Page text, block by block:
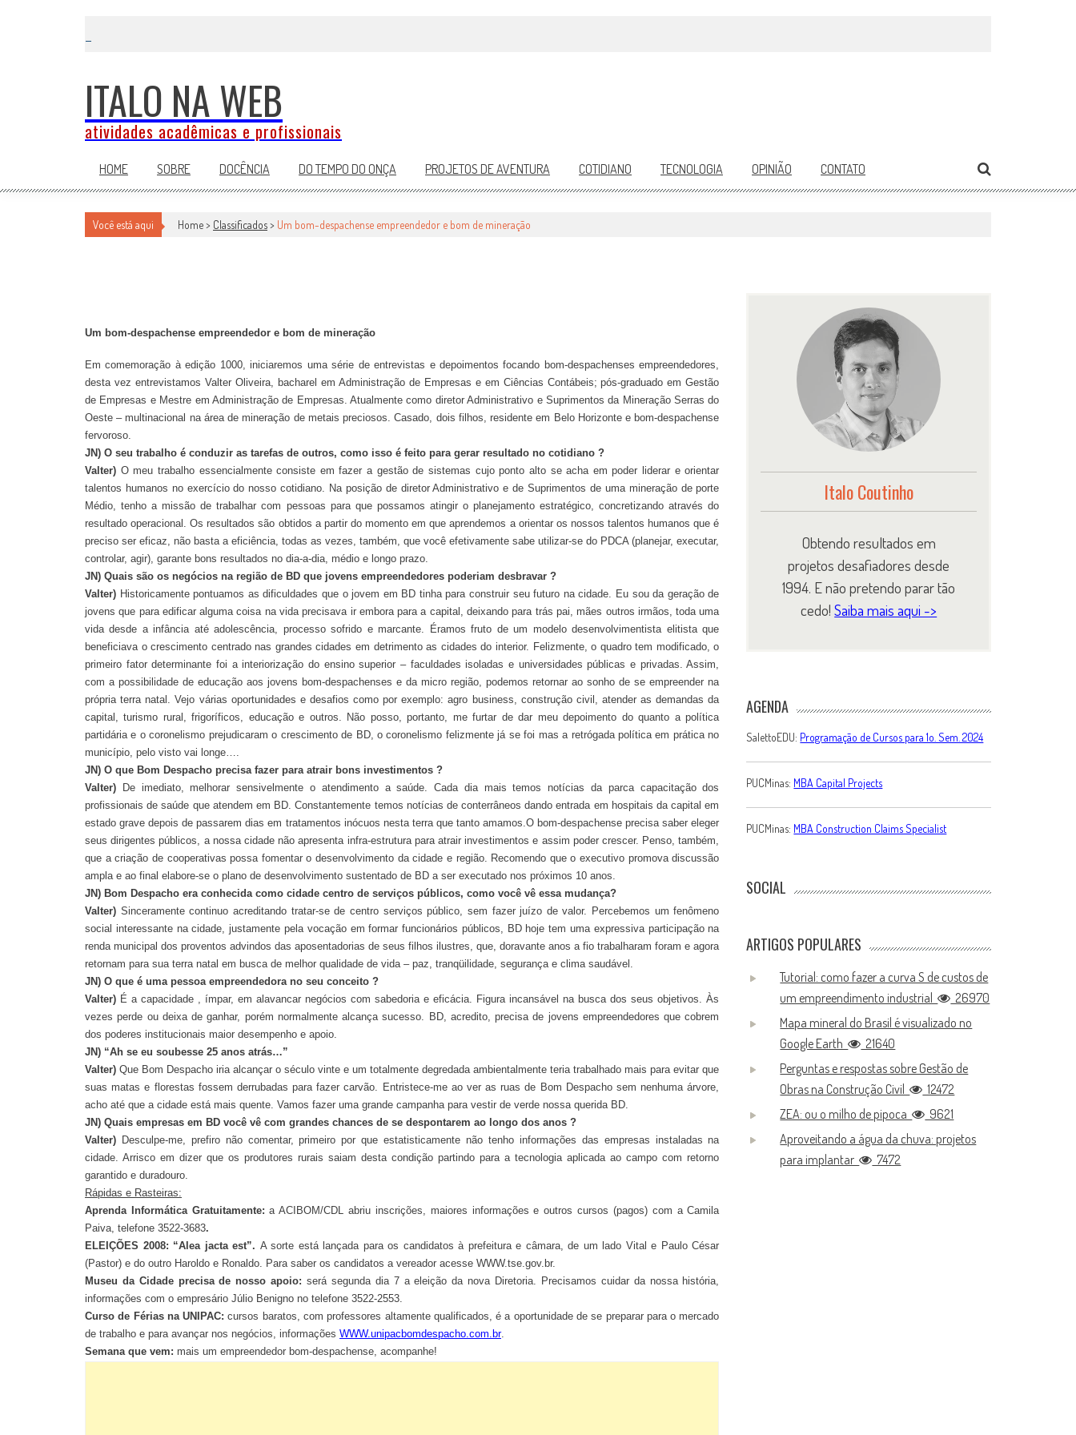
ITALO NA WEB
atividades acadêmicas e profissionais
HOME SOBRE DOCÊNCIA DO TEMPO DO ONÇA PROJETOS DE AVENTURA COTIDIANO TECNOLOGIA OPINIÃO CONTATO
Você está aqui Home > Classificados> Um bom-despachense empreendedor e bom de mineração
UM BOM-DESPACHENSE EMPREENDEDOR E BOM DE MINERAÇÃO
Classificados
Um bom-despachense empreendedor e bom de mineração
Em comemoração à edição 1000, iniciaremos uma série de entrevistas e depoimentos focando bom-despachenses empreendedores,
desta vez entrevistamos Valter Oliveira, bacharel em Administração de Empresas e em Ciências Contábeis; pós-graduado em Gestão
de Empresas e Mestre em Administração de Empresas. Atualmente como diretor Administrativo e Suprimentos da Mineração Serras do
Oeste – multinacional na área de mineração de metais preciosos. Casado, dois filhos, residente em Belo Horizonte e bom-despachense
fervoroso.
JN) O seu trabalho é conduzir as tarefas de outros, como isso é feito para gerar resultado no cotidiano ?
Valter) O meu trabalho essencialmente consiste em fazer a gestão de sistemas cujo ponto alto se acha em poder liderar e orientar
talentos humanos no exercício do nosso cotidiano. Na posição de diretor Administrativo e de Suprimentos de uma mineração de porte
Médio, tenho a missão de trabalhar com pessoas para que possamos atingir o planejamento estratégico, concretizando através do
resultado operacional. Os resultados são obtidos a partir do momento em que aprendemos a orientar os nossos talentos humanos que é
preciso ser eficaz, não basta a eficiência, todas as vezes, também, que você efetivamente sabe utilizar-se do PDCA (planejar, executar,
controlar, agir), garante bons resultados no dia-a-dia, médio e longo prazo.
JN) Quais são os negócios na região de BD que jovens empreendedores poderiam desbravar ?
Valter) Historicamente pontuamos as dificuldades que o jovem em BD tinha para construir seu futuro na cidade. Eu sou da geração de
jovens que para edificar alguma coisa na vida precisava ir embora para a capital, deixando para trás pai, mães outros irmãos, toda uma
vida desde a infância até adolescência, processo sofrido e marcante. Éramos fruto de um modelo desenvolvimentista elitista que
beneficiava o crescimento centrado nas grandes cidades em detrimento as cidades do interior. Felizmente, o quadro tem modificado, o
primeiro fator determinante foi a interiorização do ensino superior – faculdades isoladas e universidades públicas e privadas. Assim,
com a possibilidade de educação aos jovens bom-despachenses e da micro região, podemos retornar ao sonho de se empreender na
própria terra natal. Vejo várias oportunidades e desafios como por exemplo: agro business, construção civil, atender as demandas da
capital, turismo rural, frigoríficos, educação e outros. Não posso, portanto, me furtar de dar meu depoimento do quanto a política
partidária e o coronelismo prejudicaram o crescimento de BD, o coronelismo felizmente já se foi mas a retrógada política em prática no
município, pelo visto vai longe….
JN) O que Bom Despacho precisa fazer para atrair bons investimentos ?
Valter)
De imediato, melhorar sensivelmente o atendimento a saúde. Cada dia mais temos notícias da parca capacitação dos
profissionais de saúde que atendem em BD. Constantemente temos notícias de conterrâneos dando entrada em hospitais da capital em
estado grave depois de passarem dias em tratamentos inócuos nesta terra que tanto amamos.O bom-despachense precisa saber eleger
seus dirigentes públicos, a nossa cidade não apresenta infra-estrutura para atrair investimentos e assim poder crescer. Penso, também,
que a criação de cooperativas possa fomentar o desenvolvimento da cidade e região. Recomendo que o executivo promova discussão
ampla e ao final elabore-se o plano de desenvolvimento sustentado de BD a ser executado nos próximos 10 anos.
JN) Bom Despacho era conhecida como cidade centro de serviços públicos, como você vê essa mudança?
Valter) Sinceramente continuo acreditando tratar-se de centro serviços público, sem fazer juízo de valor. Percebemos um fenômeno
social interessante na cidade, justamente pela vocação em formar funcionários públicos, BD hoje tem uma expressiva participação na
renda municipal dos proventos advindos das aposentadorias de seus filhos ilustres, que, doravante anos a fio trabalharam foram e agora
retornam para sua terra natal em busca de melhor qualidade de vida – paz, tranqüilidade, segurança e clima saudável.
JN) O que é uma pessoa empreendedora no seu conceito ?
Valter) É a capacidade , ímpar, em alavancar negócios com sabedoria e eficácia. Figura incansável na busca dos seus objetivos. Às
vezes perde ou deixa de ganhar, porém normalmente alcança sucesso. BD, acredito, precisa de jovens empreendedores que cobrem
dos poderes institucionais maior desempenho e apoio.
JN) “Ah se eu soubesse 25 anos atrás…”
Valter)Que Bom Despacho iria alcançar o século vinte e um totalmente degredada ambientalmente teria trabalhado mais para evitar que
suas matas e florestas fossem derrubadas para fazer carvão. Entristece-me ao ver as ruas de Bom Despacho sem nenhuma árvore,
acho até que a cidade está mais quente. Vamos fazer uma grande campanha para vestir de verde nossa querida BD.
JN) Quais empresas em BD você vê com grandes chances de se despontarem ao longo dos anos ?
Valter) Desculpe-me, prefiro não comentar, primeiro por que estatisticamente não tenho informações das empresas instaladas na
cidade. Arrisco em dizer que os produtores rurais saiam desta condição partindo para a tecnologia aplicada ao campo com retorno
garantido e duradouro.
Rápidas e Rasteiras:
Aprenda Informática Gratuitamente:a ACIBOM/CDL abriu inscrições, maiores informações e outros cursos (pagos) com a Camila
Paiva, telefone 3522-3683.
ELEIÇÕES 2008: “Alea jacta est”. A sorte está lançada para os candidatos à prefeitura e câmara, de um lado Vital e Paulo César
(Pastor) e do outro Haroldo e Ronaldo. Para saber os candidatos a vereador acesse WWW.tse.gov.br.
Museu da Cidade precisa de nosso apoio:será segunda dia 7 a eleição da nova Diretoria. Precisamos cuidar da nossa história,
informações com o empresário Júlio Benigno no telefone 3522-2553.
Curso de Férias na UNIPAC: cursos baratos, com professores altamente qualificados, é a oportunidade de se preparar para o mercado
de trabalho e para avançar nos negócios, informações WWW.unipacbomdespacho.com.br.
Semana que vem: mais um empreendedor bom-despachense, acompanhe!
Italo Coutinho
Obtendo resultados em
projetos desafiadores desde
1994. E não pretendo parar tão
cedo!Saiba mais aqui ->
AGENDA
SalettoEDU: Programação de Cursos para 1o. Sem. 2024
PUCMinas: MBA Capital Projects
PUCMinas: MBA Construction Claims Specialist
SOCIAL
ARTIGOS POPULARES
Tutorial: como fazer a curva S de custos de
um empreendimento industrial
26970
Mapa mineral do Brasil é visualizado no
Google Earth
21640
Perguntas e respostas sobre Gestão de
Obras na Construção Civil
12472
ZEA: ou o milho de pipoca
9621
Aproveitando a água da chuva: projetos
para implantar
7472